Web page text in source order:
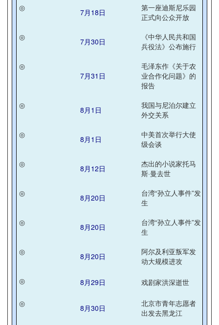
◎ 7月18日
第一座迪斯尼乐园
正式向公众开放
◎
7月30日
《中华人民共和国
兵役法》公布施行
◎
7月31日
毛泽东作《关于农
业合作化问题》的
报告
◎
8月1日
我国与尼泊尔建立
外交关系
◎
8月1日
中美首次举行大使
级会谈
◎
8月12日
杰出的小说家托马
斯·曼去世
◎
8月20日
台湾“孙立人事件”发
生
◎
8月20日
台湾“孙立人事件”发
生
◎
8月20日
阿尔及利亚叛军发
动大规模进攻
◎
8月29日 戏剧家洪深逝世
◎ 8月30日
北京市青年志愿者
出发去黑龙江